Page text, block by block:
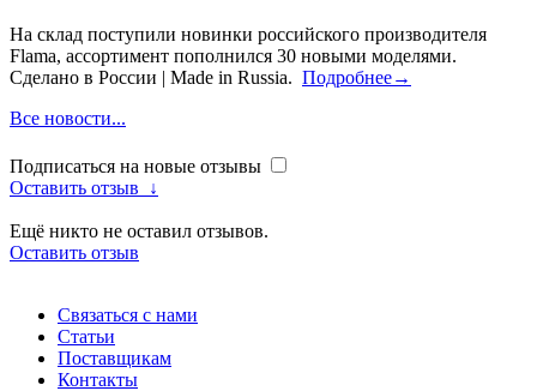
На склад поступили новинки российского производителя
Flama, ассортимент пополнился 30 новыми моделями.
Сделано в России | Made in Russia. Подробнее→
Все новости...
Подписаться на новые отзывы
Оставить отзыв
↓
Ещё никто не оставил отзывов.
Оставить отзыв
Связаться с нами
Статьи
Поставщикам
Контакты